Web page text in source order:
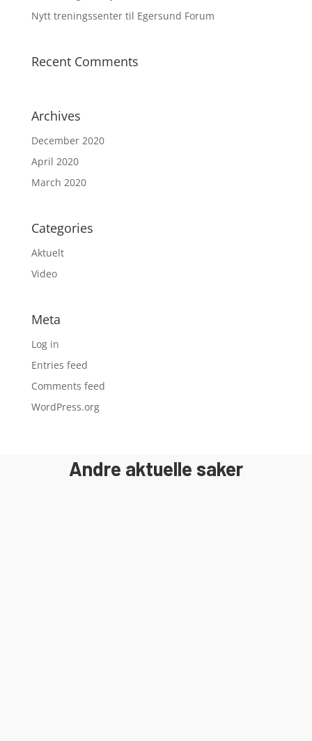
Nytt treningssenter til Egersund Forum
Recent Comments
Archives
December 2020
April 2020
March 2020
Categories
Aktuelt
Video
Meta
Log in
Entries feed
Comments feed
WordPress.org
Andre aktuelle saker